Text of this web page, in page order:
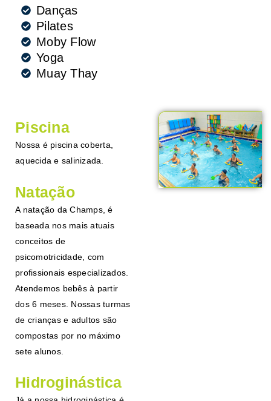
Danças
Pilates
Moby Flow
Yoga
Muay Thay
Piscina
Nossa é piscina coberta,
aquecida e salinizada.
Natação
A natação da Champs, é
baseada nos mais atuais
conceitos de
psicomotricidade, com
profissionais especializados.
Atendemos bebês à partir
dos 6 meses. Nossas turmas
de crianças e adultos são
compostas por no máximo
sete alunos.
Hidroginástica